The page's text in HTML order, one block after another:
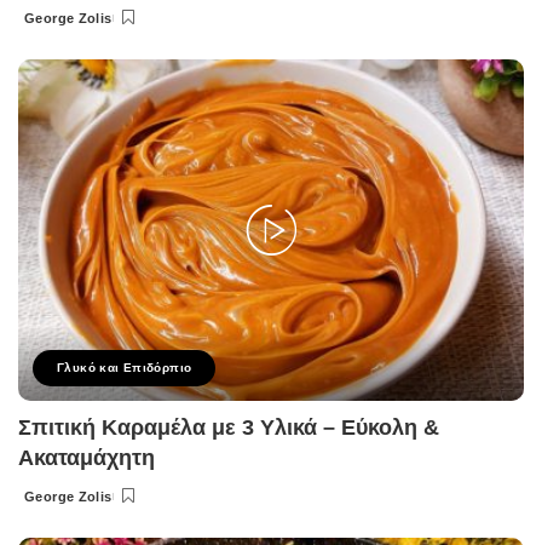
Posted
George Zolis
Γλυκό και Επιδόρπιο
Σπιτική Καραμέλα με 3 Υλικά – Εύκολη &
Ακαταμάχητη
Posted
George Zolis